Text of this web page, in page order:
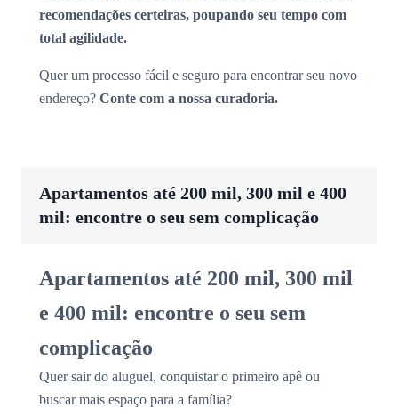
recomendações certeiras, poupando seu tempo com
total agilidade.
Quer um processo fácil e seguro para encontrar seu novo
endereço? Conte com a nossa curadoria.
Apartamentos até 200 mil, 300 mil e 400
mil: encontre o seu sem complicação
Apartamentos até 200 mil, 300 mil
e 400 mil: encontre o seu sem
complicação
Quer sair do aluguel, conquistar o primeiro apê ou
buscar mais espaço para a família?